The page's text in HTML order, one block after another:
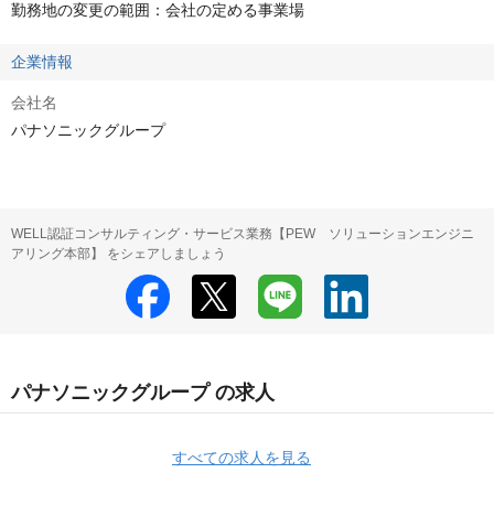
勤務地の変更の範囲：会社の定める事業場
企業情報
会社名
パナソニックグループ
WELL認証コンサルティング・サービス業務【PEW ソリューションエンジニ
アリング本部】 をシェアしましょう
パナソニックグループ の求人
すべての求人を見る